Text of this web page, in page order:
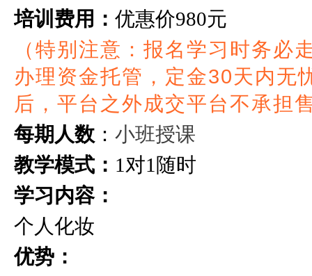
培训费用： 优惠价980元
（特别注意：报名学习时务必
办理资金托管，定金30天内无
后，平台之外成交平台不承担
每期人数 ： 小班授课
教学模式： 1 对1 随时
学习内容：
个人化妆
优势：